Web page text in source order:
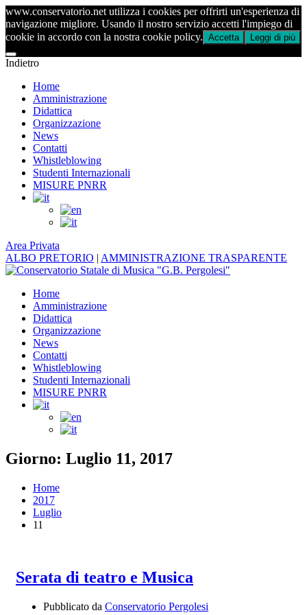
www.conservatorio.net utilizza i cookies per offrirti un'esperienza di
navigazione migliore. Usando il nostro servizio accetti l'impiego di
cookie in accordo con la nostra cookie policy. Accetta Leggi di più
Indietro
Home
Amministrazione
Didattica
Organizzazione
News
Contatti
Whistleblowing
Studenti Internazionali
MISURE PNRR
Area Privata
ALBO PRETORIO | AMMINISTRAZIONE TRASPARENTE
Home
Amministrazione
Didattica
Organizzazione
News
Contatti
Whistleblowing
Studenti Internazionali
MISURE PNRR
Giorno: Luglio 11, 2017
Home
2017
Luglio
11
Serata di teatro e Musica
Pubblicato da Conservatorio Pergolesi